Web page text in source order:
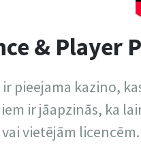
& Player
ir pieejama kazino,
ir jāapzinās, ka
vai vietējām